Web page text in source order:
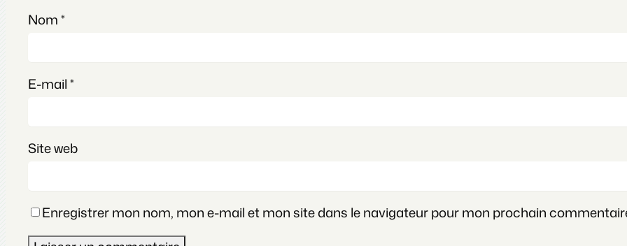
Nom*
E-mail*
Site web
Enregistrer mon nom, mon e-mail et mon site dans le navigateur pour mon prochain